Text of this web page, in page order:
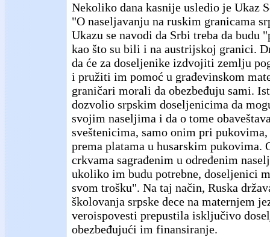
Nekoliko dana kasnije usledio je Ukaz
"O naseljavanju na ruskim granicama
Ukazu se navodi da Srbi treba da budu
kao što su bili i na austrijskoj granici.
da će za doseljenike izdvojiti zemlju
i pružiti im pomoć u građevinskom
graničari morali da obezbeđuju sami.
dozvolio srpskim doseljenicima da
svojim naseljima i da o tome
sveštenicima, samo onim pri pukovima,
prema platama u husarskim pukovima.
crkvama sagrađenim u određenim
ukoliko im budu potrebne, doseljenici
svom trošku". Na taj način, Ruska
školovanja srpske dece na maternjem
veroispovesti prepustila isključivo
obezbeđujući im finansiranje.